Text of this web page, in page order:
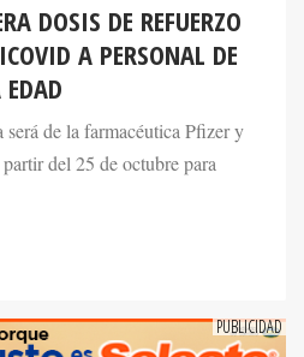
DOSIS DE REFUERZO
A PERSONAL DE
de la farmacéutica Pfizer y
del 25 de octubre para